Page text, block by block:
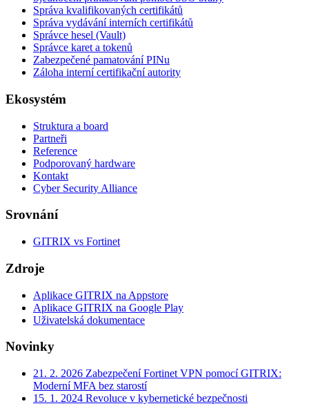
Správa kvalifikovaných certifikátů
Správa vydávání interních certifikátů
Správce hesel (Vault)
Správce karet a tokenů
Zabezpečené pamatování PINu
Záloha interní certifikační autority
Ekosystém
Struktura a board
Partneři
Reference
Podporovaný hardware
Kontakt
Cyber Security Alliance
Srovnání
GITRIX vs Fortinet
Zdroje
Aplikace GITRIX na Appstore
Aplikace GITRIX na Google Play
Uživatelská dokumentace
Novinky
21. 2. 2026 Zabezpečení Fortinet VPN pomocí GITRIX:
Moderní MFA bez starostí
15. 1. 2024 Revoluce v kybernetické bezpečnosti